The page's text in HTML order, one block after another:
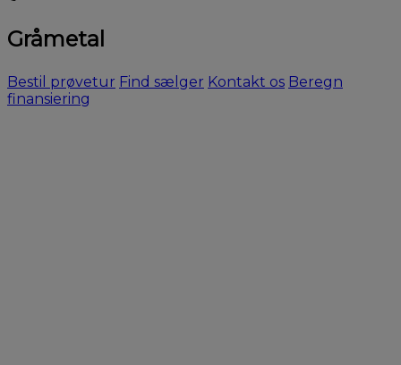
Gråmetal
Bestil prøvetur Find sælger Kontakt os Beregn
finansiering